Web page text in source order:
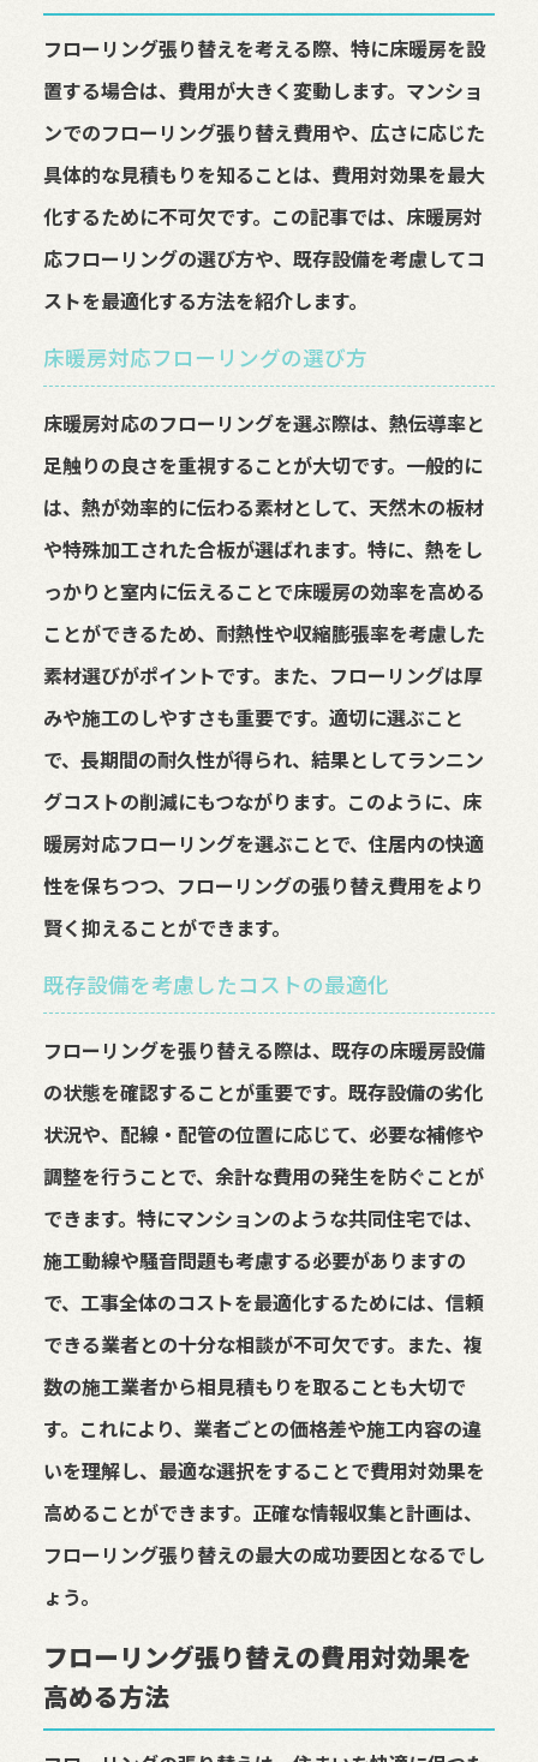
フローリング張り替えを考える際、特に床暖房を設
置する場合は、費用が大きく変動します。マンショ
ンでのフローリング張り替え費用や、広さに応じた
具体的な見積もりを知ることは、費用対効果を最大
化するために不可欠です。この記事では、床暖房対
応フローリングの選び方や、既存設備を考慮してコ
ストを最適化する方法を紹介します。
床暖房対応フローリングの選び方
床暖房対応のフローリングを選ぶ際は、熱伝導率と
足触りの良さを重視することが大切です。一般的に
は、熱が効率的に伝わる素材として、天然木の板材
や特殊加工された合板が選ばれます。特に、熱をし
っかりと室内に伝えることで床暖房の効率を高める
ことができるため、耐熱性や収縮膨張率を考慮した
素材選びがポイントです。また、フローリングは厚
みや施工のしやすさも重要です。適切に選ぶこと
で、長期間の耐久性が得られ、結果としてランニン
グコストの削減にもつながります。このように、床
暖房対応フローリングを選ぶことで、住居内の快適
性を保ちつつ、フローリングの張り替え費用をより
賢く抑えることができます。
既存設備を考慮したコストの最適化
フローリングを張り替える際は、既存の床暖房設備
の状態を確認することが重要です。既存設備の劣化
状況や、配線・配管の位置に応じて、必要な補修や
調整を行うことで、余計な費用の発生を防ぐことが
できます。特にマンションのような共同住宅では、
施工動線や騒音問題も考慮する必要がありますの
で、工事全体のコストを最適化するためには、信頼
できる業者との十分な相談が不可欠です。また、複
数の施工業者から相見積もりを取ることも大切で
す。これにより、業者ごとの価格差や施工内容の違
いを理解し、最適な選択をすることで費用対効果を
高めることができます。正確な情報収集と計画は、
フローリング張り替えの最大の成功要因となるでし
ょう。
フローリング張り替えの費用対効果を
高める方法